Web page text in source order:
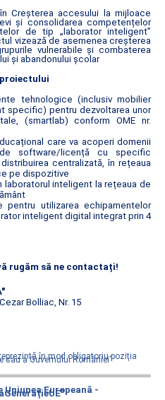
Creșterea accesului la mijloace
și consolidarea competențelor
de tip „laborator inteligent”
vizează de asemenea creșterea
vulnerabile și combaterea
și abandonului școlar
tehnologice (inclusiv mobilier
specific) pentru dezvoltarea unor
(smartlab) conform OME nr.
care va acoperi domenii
software/licență cu specific
centralizată, în rețeaua
pe dispozitive
inteligent la rețeaua de
pentru utilizarea echipamentelor
inteligent digital integrat prin 4
rugăm să ne contactați!
Bolliac, Nr. 15
în mod obligatoriu poziţia
sau a Guvernului României”
Uniunea Europeană -